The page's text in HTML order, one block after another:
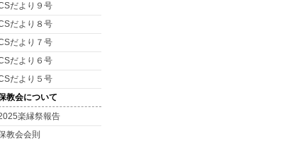
だより９号
だより８号
だより７号
だより６号
だより５号
教会について
楽縁祭報告
教会会則